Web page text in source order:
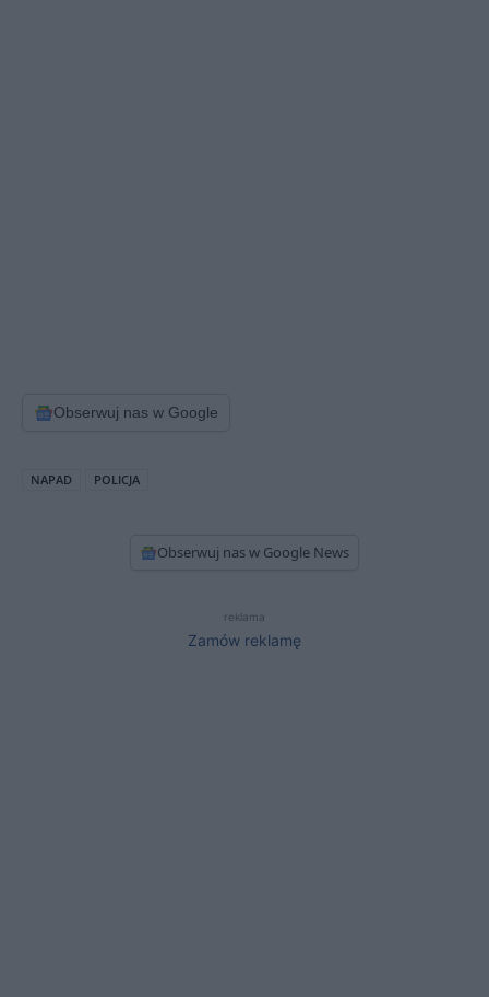
Obserwuj nas w Google
NAPAD POLICJA
Obserwuj nas w Google News
reklama
Zamów reklamę